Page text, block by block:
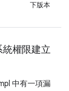
下版本
權限建立
中有一項漏